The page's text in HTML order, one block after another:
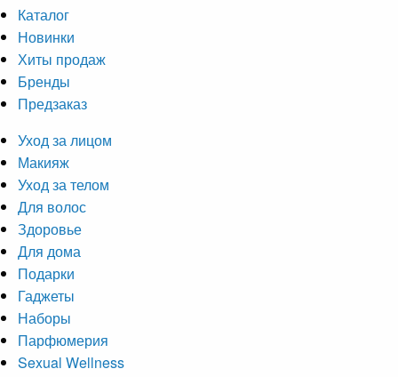
Каталог
Новинки
Хиты продаж
Бренды
Предзаказ
Уход за лицом
Макияж
Уход за телом
Для волос
Здоровье
Для дома
Подарки
Гаджеты
Наборы
Парфюмерия
Sexual Wellness